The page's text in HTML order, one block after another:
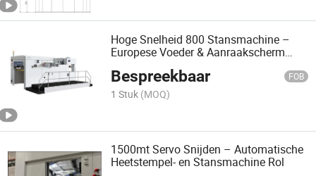
Hoge Snelheid 800 Stansmachine –
Europese Voeder & Aanraakscherm
Bespreekbaar FOB
1 Stuk (MOQ)
1500mt Servo Snijden – Automatische
Heetstempel- en Stansmachine Rol